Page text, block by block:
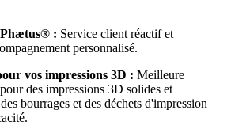
Phætus® : Service client réactif et
personnalisé.
vos impressions 3D : Meilleure
des impressions 3D solides et
bourrages et des déchets d'impression